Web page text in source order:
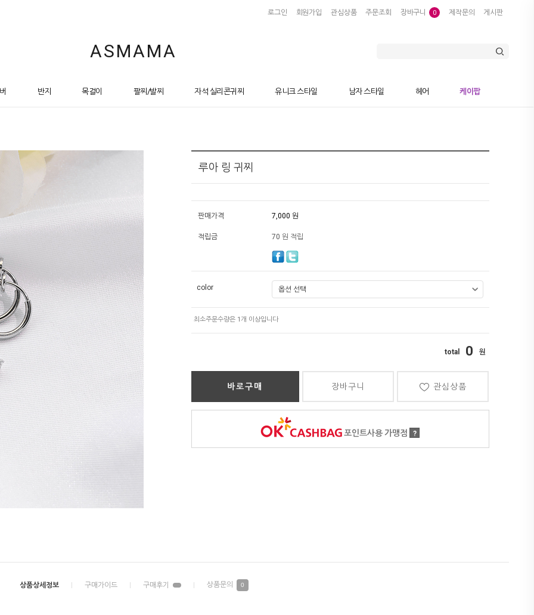
로그인 회원가입 관심상품 주문조회 장바구니 0 제작문의 게시판
ASMAMA
반지 목걸이 팔찌/발찌 자석 실리콘귀찌 유니크 스타일 남자 스타일 헤어 케이팝
루아 링 귀찌
판매가격 7,000 원
적립금 70 원 적립
color
0
바로구매 장바구니 관심상품
포인트사용 가맹점 ?
0